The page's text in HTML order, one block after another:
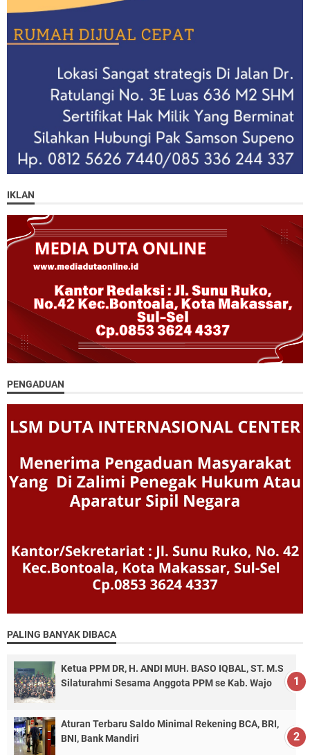
IKLAN
PENGADUAN
PALING BANYAK DIBACA
Ketua PPM DR, H. ANDI MUH. BASO IQBAL, ST. M.S
Silaturahmi Sesama Anggota PPM se Kab. Wajo
Aturan Terbaru Saldo Minimal Rekening BCA, BRI,
BNI, Bank Mandiri